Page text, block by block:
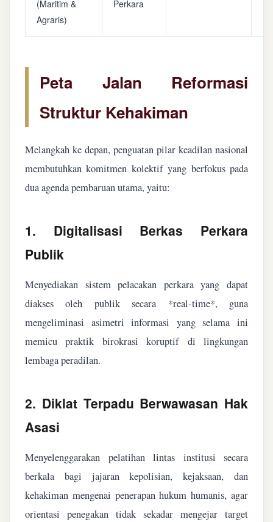
(Maritim &
Agraris)
Perkara
Peta Jalan Reformasi
Struktur Kehakiman
Melangkah ke depan, penguatan pilar keadilan nasional
membutuhkan komitmen kolektif yang berfokus pada
dua agenda pembaruan utama, yaitu:
1. Digitalisasi Berkas Perkara
Publik
Menyediakan sistem pelacakan perkara yang dapat
diakses oleh publik secara *real-time*, guna
mengeliminasi asimetri informasi yang selama ini
memicu praktik birokrasi koruptif di lingkungan
lembaga peradilan.
2. Diklat Terpadu Berwawasan Hak
Asasi
Menyelenggarakan pelatihan lintas institusi secara
berkala bagi jajaran kepolisian, kejaksaan, dan
kehakiman mengenai penerapan hukum humanis, agar
orientasi penegakan tidak sekadar mengejar target